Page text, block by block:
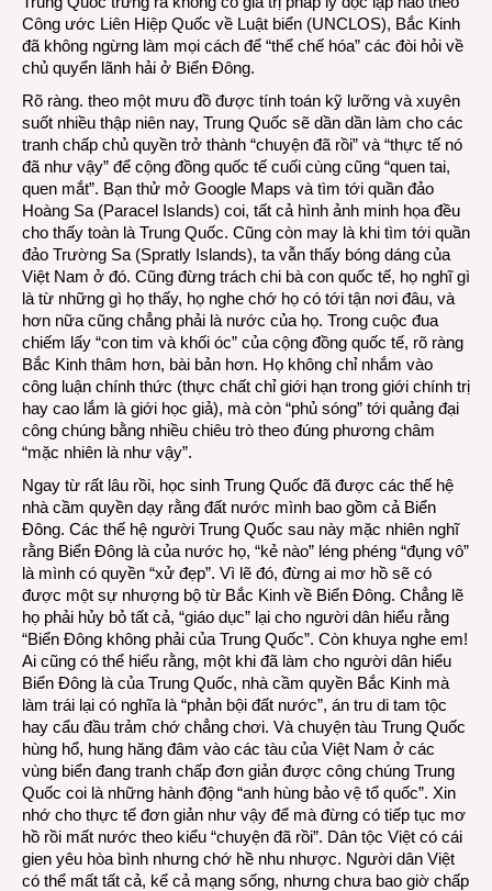
Công ước Liên Hiệp Quốc về Luật biển (UNCLOS), Bắc Kinh
đã không ngừng làm mọi cách để “thể chế hóa” các đòi hỏi về
chủ quyển lãnh hải ở Biển Đông.
Rõ ràng. theo một mưu đồ được tính toán kỹ lưỡng và xuyên
suốt nhiều thập niên nay, Trung Quốc sẽ dần dần làm cho các
tranh chấp chủ quyền trở thành “chuyện đã rồi” và “thực tế nó
đã như vậy” để cộng đồng quốc tế cuối cùng cũng “quen tai,
quen mắt”. Bạn thử mở Google Maps và tìm tới quần đảo
Hoàng Sa (Paracel Islands) coi, tất cả hình ảnh minh họa đều
cho thấy toàn là Trung Quốc. Cũng còn may là khi tìm tới quần
đảo Trường Sa (Spratly Islands), ta vẫn thấy bóng dáng của
Việt Nam ở đó. Cũng đừng trách chi bà con quốc tế, họ nghĩ gì
là từ những gì họ thấy, họ nghe chớ họ có tới tận nơi đâu, và
hơn nữa cũng chẳng phải là nước của họ. Trong cuộc đua
chiếm lấy “con tim và khối óc” của cộng đồng quốc tế, rõ ràng
Bắc Kinh thâm hơn, bài bản hơn. Họ không chỉ nhắm vào
công luận chính thức (thực chất chỉ giới hạn trong giới chính trị
hay cao lắm là giới học giả), mà còn “phủ sóng” tới quảng đại
công chúng bằng nhiều chiêu trò theo đúng phương châm
“mặc nhiên là như vậy”.
Ngay từ rất lâu rồi, học sinh Trung Quốc đã được các thế hệ
nhà cầm quyền dạy rằng đất nước mình bao gồm cả Biển
Đông. Các thế hệ người Trung Quốc sau này mặc nhiên nghĩ
rằng Biển Đông là của nước họ, “kẻ nào” léng phéng “đụng vô”
là mình có quyền “xử đẹp”. Vì lẽ đó, đừng ai mơ hồ sẽ có
được một sự nhượng bộ từ Bắc Kinh về Biển Đông. Chẳng lẽ
họ phải hủy bỏ tất cả, “giáo dục” lại cho người dân hiểu rằng
“Biển Đông không phải của Trung Quốc”. Còn khuya nghe em!
Ai cũng có thể hiểu rằng, một khi đã làm cho người dân hiểu
Biển Đông là của Trung Quốc, nhà cầm quyền Bắc Kinh mà
làm trái lại có nghĩa là “phản bội đất nước”, án tru di tam tộc
hay cẩu đầu trảm chớ chẳng chơi. Và chuyện tàu Trung Quốc
hùng hổ, hung hăng đâm vào các tàu của Việt Nam ở các
vùng biển đang tranh chấp đơn giản được công chúng Trung
Quốc coi là những hành động “anh hùng bảo vệ tổ quốc”. Xin
nhớ cho thực tế đơn giản như vậy để mà đừng có tiếp tục mơ
hồ rồi mất nước theo kiểu “chuyện đã rồi”. Dân tộc Việt có cái
gien yêu hòa bình nhưng chớ hề nhu nhược. Người dân Việt
có thể mất tất cả, kể cả mạng sống, nhưng chưa bao giờ chấp